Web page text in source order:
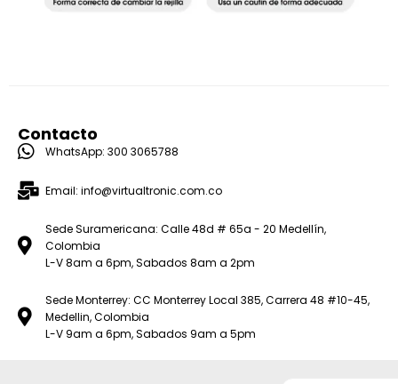
Contacto
WhatsApp: 300 3065788
Email: info@virtualtronic.com.co
Sede Suramericana: Calle 48d # 65a - 20 Medellín,
Colombia
L-V 8am a 6pm, Sabados 8am a 2pm
Sede Monterrey: CC Monterrey Local 385, Carrera 48 #10-45,
Medellin, Colombia
L-V 9am a 6pm, Sabados 9am a 5pm